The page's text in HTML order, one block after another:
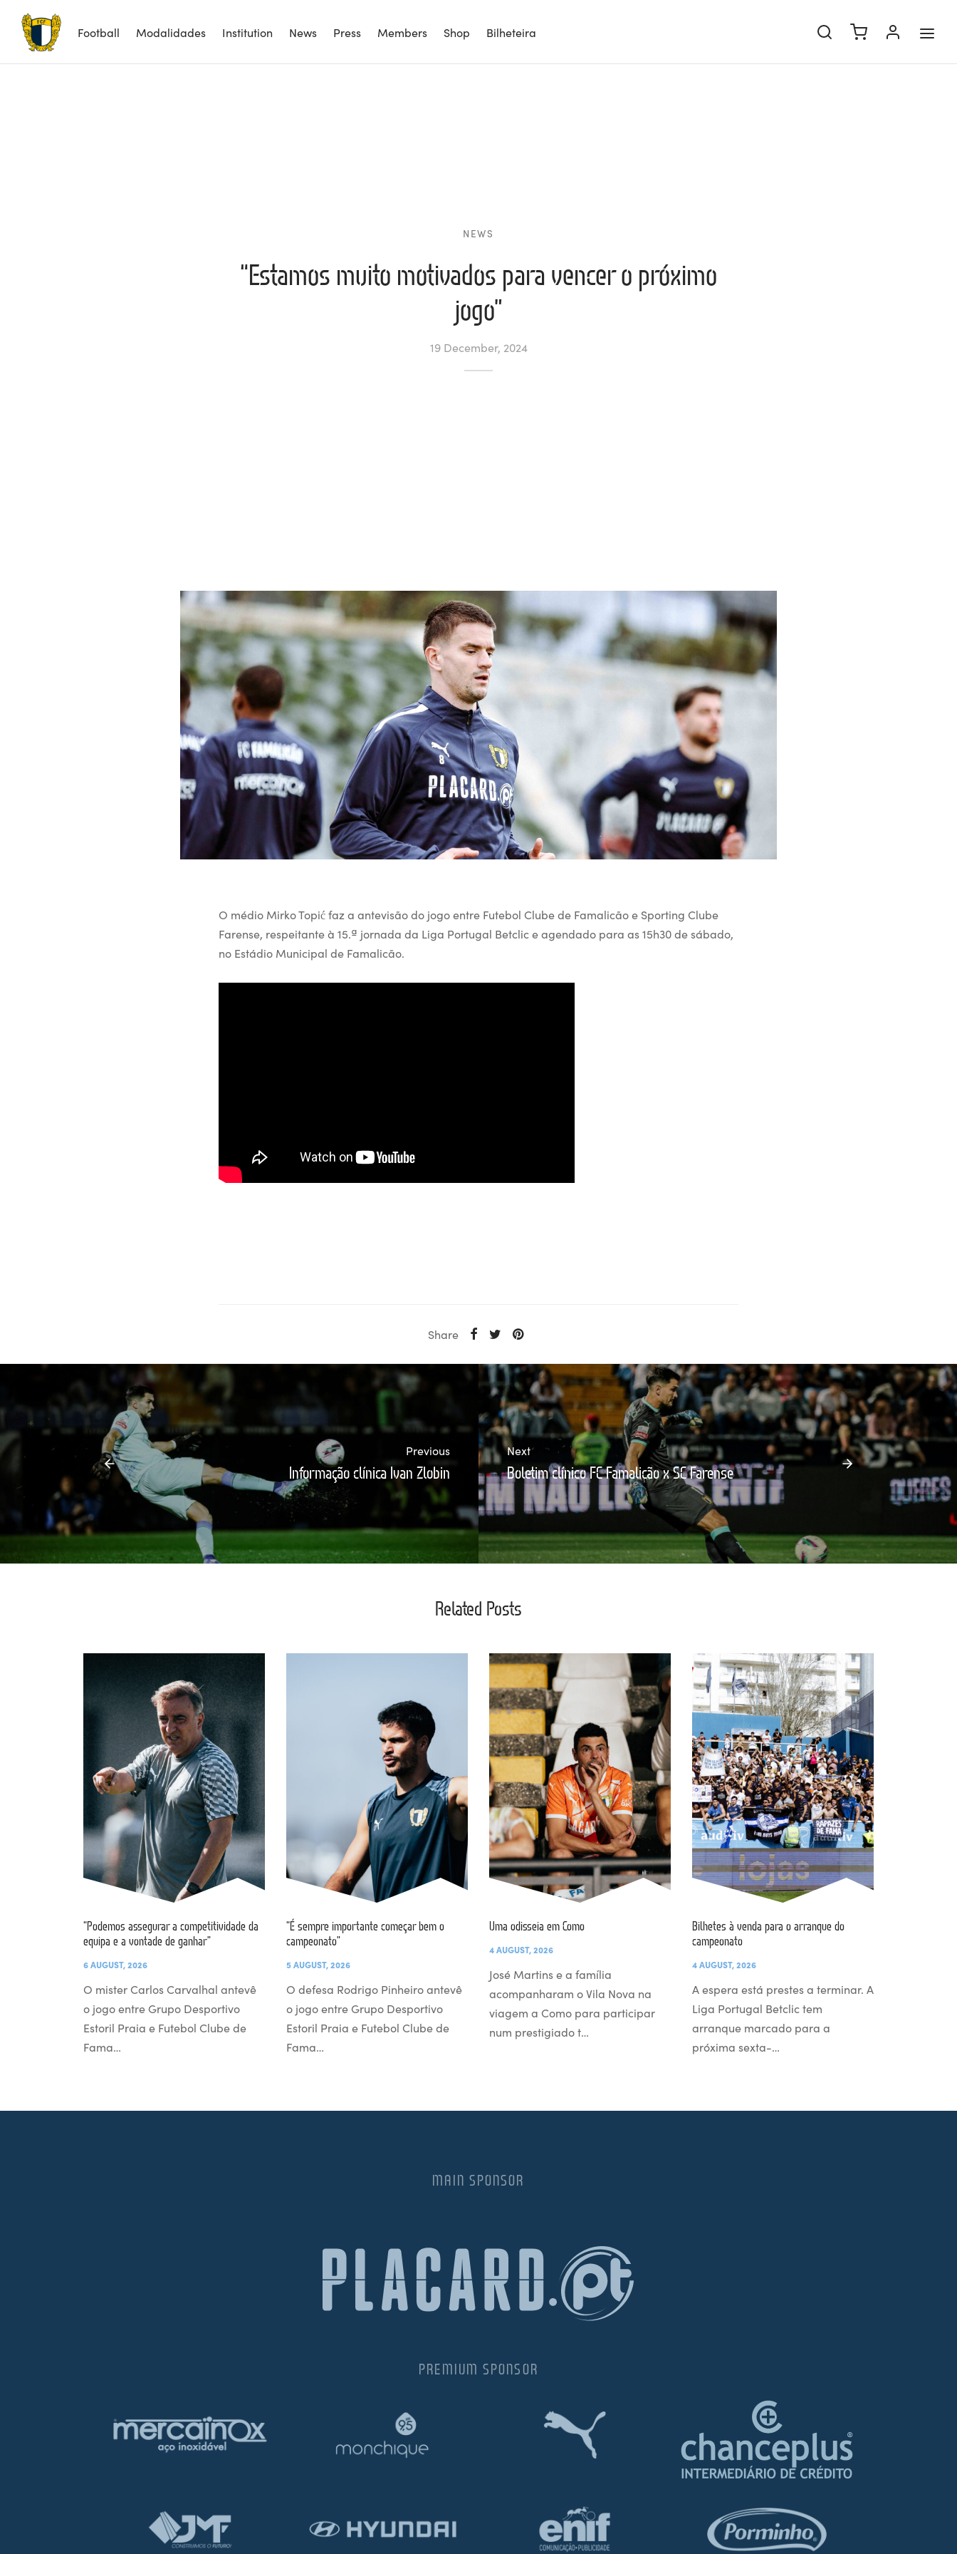
Football Modalidades Institution News Press Members Shop Bilheteira
NEWS
“Estamos muito motivados para vencer o próximo
jogo”
19 December, 2024
O médio Mirko Topić faz a antevisão do jogo entre Futebol Clube de Famalicão e Sporting Clube
Farense, respeitante à 15.ª jornada da Liga Portugal Betclic e agendado para as 15h30 de sábado,
no Estádio Municipal de Famalicão.
Share
Previous
Informação clínica Ivan Zlobin
Next
Boletim clínico FC Famalicão x SC Farense
Related Posts
“Podemos assegurar a competitividade da
equipa e a vontade de ganhar”
6 AUGUST, 2026
O mister Carlos Carvalhal antevê
o jogo entre Grupo Desportivo
Estoril Praia e Futebol Clube de
Fama…
“É sempre importante começar bem o
campeonato”
5 AUGUST, 2026
O defesa Rodrigo Pinheiro antevê
o jogo entre Grupo Desportivo
Estoril Praia e Futebol Clube de
Fama…
Uma odisseia em Como
4 AUGUST, 2026
José Martins e a família
acompanharam o Vila Nova na
viagem a Como para participar
num prestigiado t…
Bilhetes à venda para o arranque do
campeonato
4 AUGUST, 2026
A espera está prestes a terminar. A
Liga Portugal Betclic tem
arranque marcado para a
próxima sexta-…
MAIN SPONSOR
PREMIUM SPONSOR